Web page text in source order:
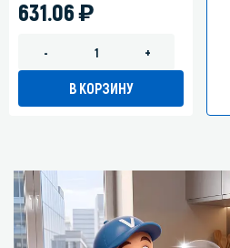
631.06)
- +
В КОРЗИНУ